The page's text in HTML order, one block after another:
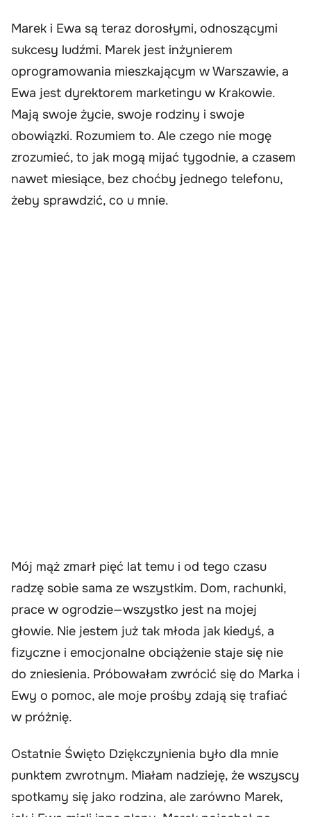
Marek i Ewa są teraz dorosłymi, odnoszącymi
sukcesy ludźmi. Marek jest inżynierem
oprogramowania mieszkającym w Warszawie, a
Ewa jest dyrektorem marketingu w Krakowie.
Mają swoje życie, swoje rodziny i swoje
obowiązki. Rozumiem to. Ale czego nie mogę
zrozumieć, to jak mogą mijać tygodnie, a czasem
nawet miesiące, bez choćby jednego telefonu,
żeby sprawdzić, co u mnie.
Mój mąż zmarł pięć lat temu i od tego czasu
radzę sobie sama ze wszystkim. Dom, rachunki,
prace w ogrodzie—wszystko jest na mojej
głowie. Nie jestem już tak młoda jak kiedyś, a
fizyczne i emocjonalne obciążenie staje się nie
do zniesienia. Próbowałam zwrócić się do Marka i
Ewy o pomoc, ale moje prośby zdają się trafiać
w próżnię.
Ostatnie Święto Dziękczynienia było dla mnie
punktem zwrotnym. Miałam nadzieję, że wszyscy
spotkamy się jako rodzina, ale zarówno Marek,